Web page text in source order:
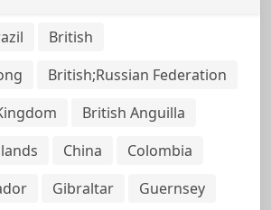
British
British;Russian Federation
British Anguilla
China
Colombia
Gibraltar
Guernsey